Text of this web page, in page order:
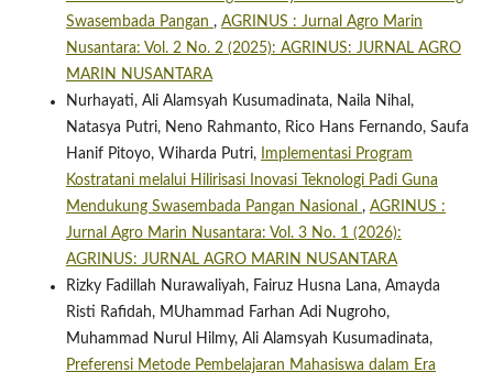
Swasembada Pangan , AGRINUS : Jurnal Agro Marin
Nusantara: Vol. 2 No. 2 (2025): AGRINUS: JURNAL AGRO
MARIN NUSANTARA
Nurhayati, Ali Alamsyah Kusumadinata, Naila Nihal,
Natasya Putri, Neno Rahmanto, Rico Hans Fernando, Saufa
Hanif Pitoyo, Wiharda Putri,
Implementasi Program
Kostratani melalui Hilirisasi Inovasi Teknologi Padi Guna
Mendukung Swasembada Pangan Nasional , AGRINUS :
Jurnal Agro Marin Nusantara: Vol. 3 No. 1 (2026):
AGRINUS: JURNAL AGRO MARIN NUSANTARA
Rizky Fadillah Nurawaliyah, Fairuz Husna Lana, Amayda
Risti Rafidah, MUhammad Farhan Adi Nugroho,
Muhammad Nurul Hilmy, Ali Alamsyah Kusumadinata,
Preferensi Metode Pembelajaran Mahasiswa dalam Era